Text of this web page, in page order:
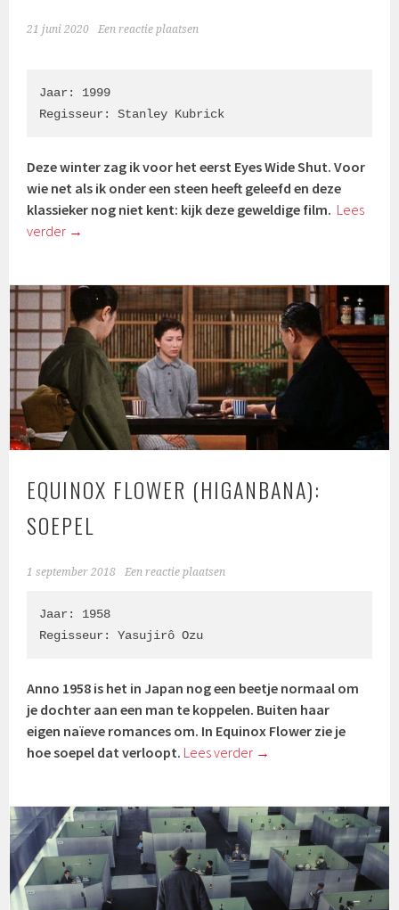
21 juni 2020 Een reactie plaatsen
Jaar: 1999
Regisseur: Stanley Kubrick
Deze winter zag ik voor het eerst Eyes Wide Shut. Voor
wie net als ik onder een steen heeft geleefd en deze
klassieker nog niet kent: kijk deze geweldige film. Lees
verder →
EQUINOX FLOWER (HIGANBANA):
SOEPEL
1 september 2018 Een reactie plaatsen
Jaar: 1958
Regisseur: Yasujirô Ozu
Anno 1958 is het in Japan nog een beetje normaal om
je dochter aan een man te koppelen. Buiten haar
eigen naïeve romances om. In Equinox Flower zie je
hoe soepel dat verloopt. Lees verder →